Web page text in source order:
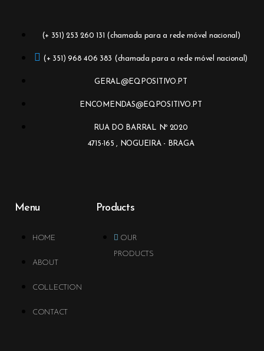
(+ 351) 253 260 131 (chamada para a rede móvel nacional)
(+ 351) 968 406 383 (chamada para a rede móvel nacional)
GERAL@EQPOSITIVO.PT
ENCOMENDAS@EQPOSITIVO.PT
RUA DO BARRAL Nº 2020
4715-165 , NOGUEIRA - BRAGA
Menu
HOME
ABOUT
COLLECTION
CONTACT
Products
OUR
PRODUCTS